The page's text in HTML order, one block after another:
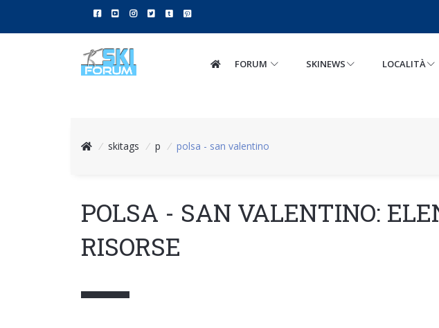
FORUM SKINEWS LOCALITÀ
/ skitags / p / polsa - san valentino
POLSA - SAN VALENTINO:
RISORSE